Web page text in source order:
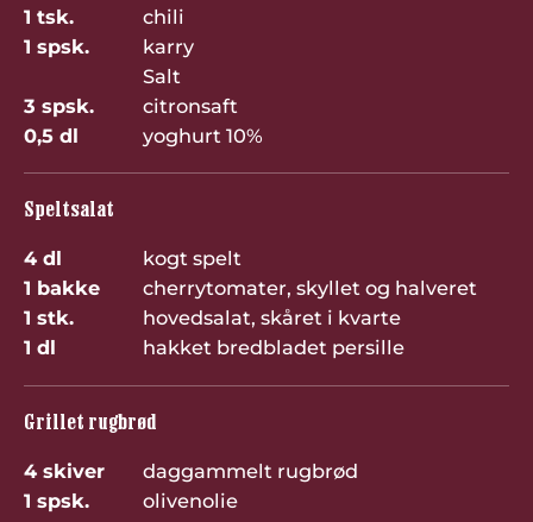
1 tsk.
chili
1 spsk.
karry
Salt
3 spsk.
citronsaft
0,5 dl
yoghurt 10%
Speltsalat
4 dl
kogt spelt
1 bakke
cherrytomater, skyllet og halveret
1 stk.
hovedsalat, skåret i kvarte
1 dl
hakket bredbladet persille
Grillet rugbrød
4 skiver
daggammelt rugbrød
1 spsk.
olivenolie